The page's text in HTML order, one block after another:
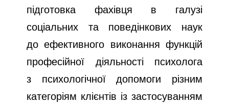
підготовка фахівця в галузі
соціальних та поведінкових наук
до ефективного виконання функцій
професійної діяльності психолога
з психологічної допомоги різним
категоріям клієнтів із застосуванням